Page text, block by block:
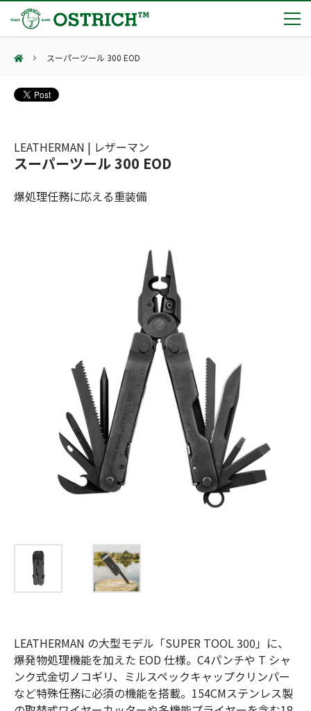
製品カテゴリー
輸血保冷庫
(Bear Avoidance)
防刃対策
(Cut Resistant)
止血・止血キット
(Massive Hemorrhage)
もっと見る
製品をキーワードで検索
検索
夏季休業のお知らせ
第7回 地域×Tech東北 ご来場ありがとうございました！
ダマスカス製品カタログ（日本語版）
総合カタログ掲載のお知らせ
もっと見る
会社案内
会社案内
採用情報（外部サイトに移動します）
お問合せ
見積り
オンラインショップ
English 日本語
スーパーツール 300 EOD
LEATHERMAN | レザーマン
スーパーツール 300 EOD
爆処理任務に応える重装備
LEATHERMAN の大型モデル「SUPER TOOL 300」に、
爆発物処理機能を加えた EOD 仕様。C4パンチや T シャ
ンク式金切ノコギリ、ミルスペックキャップクリンパー
など特殊任務に必須の機能を搭載。154CMステンレス製